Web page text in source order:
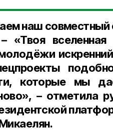
наш совместный
«Твоя
которые мы
– отметила